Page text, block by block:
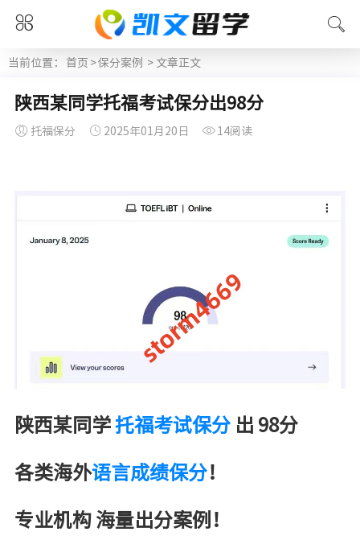
当前位置： 首页 >保分案例 > 文章正文
陕西某同学托福考试保分出98分
托福保分 2025年01月20日 14阅读
陕西某同学 托福考试保分出 98分
各类海外语言成绩保分！
专业机构 海量出分案例！